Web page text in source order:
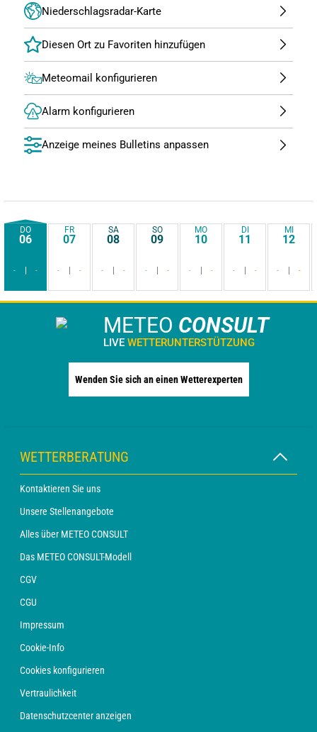
Niederschlagsradar-Karte
Meteomail konfigurieren
Alarm konfigurieren
Anzeige meines Bulletins anpassen
DO
06
- -
FR
07
- -
SA
08
- -
SO
09
- -
MO
10
- -
DI
11
- -
MI
12
- -
METEO CONSULT
LIVE WETTERUNTERSTÜTZUNG
Wenden Sie sich an einen Wetterexperten
WETTERBERATUNG
Kontaktieren Sie uns
Unsere Stellenangebote
Alles über METEO CONSULT
Das METEO CONSULT-Modell
CGV
CGU
Impressum
Cookie-Info
Cookies konfigurieren
Vertraulichkeit
Datenschutzcenter anzeigen